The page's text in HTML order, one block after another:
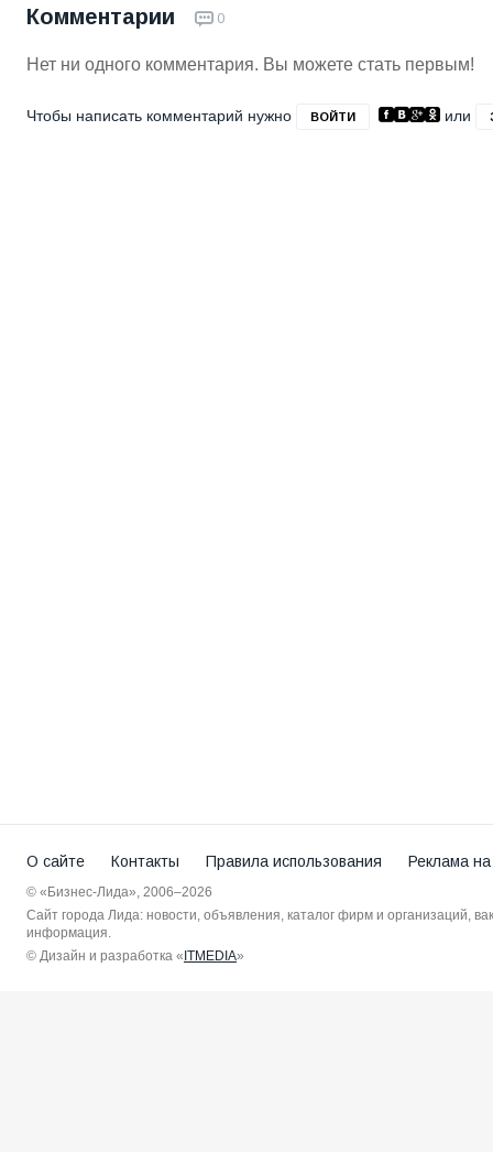
Комментарии 0
Нет ни одного комментария. Вы можете стать первым!
Чтобы написать комментарий нужно ВОЙТИ или
О сайте Контакты Правила использования Реклама
© «Бизнес-Лида», 2006–2026
Сайт города Лида: новости, объявления, каталог фирм и организаций,
информация.
© Дизайн и разработка «ITMEDIA»